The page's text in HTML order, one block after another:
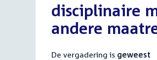
disciplinaire
andere
De vergadering is geweest